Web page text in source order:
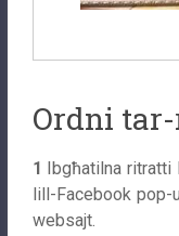
Ordni
1 Ibgħatilna ritratti
lill-Facebook pop-
websajt.